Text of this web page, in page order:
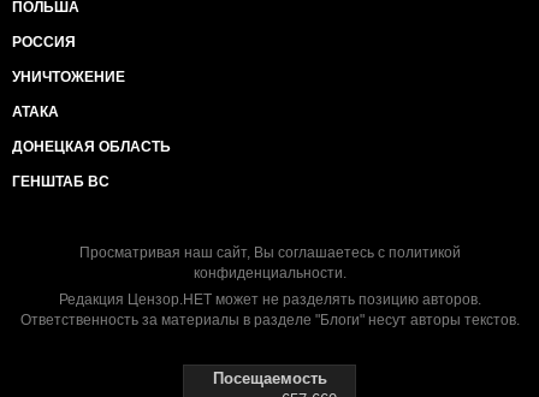
ПОЛЬША
РОССИЯ
УНИЧТОЖЕНИЕ
АТАКА
ДОНЕЦКАЯ ОБЛАСТЬ
ГЕНШТАБ ВС
Просматривая наш сайт, Вы соглашаетесь с политикой
конфиденциальности.
Редакция Цензор.НЕТ может не разделять позицию авторов.
Ответственность за материалы в разделе "Блоги" несут авторы текстов.
Посещаемость